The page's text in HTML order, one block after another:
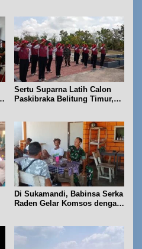
Sertu Suparna Latih Calon
Paskibraka Belitung Timur,
Di Sukamandi, Babinsa Serka
Raden Gelar Komsos dengan